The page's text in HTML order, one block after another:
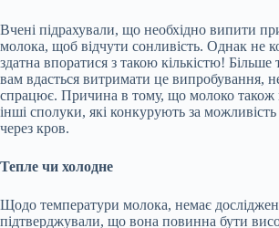
Вчені підрахували, що необхідно випити
молока, щоб відчути сонливість. Однак не
здатна впоратися з такою кількістю! Більше
вам вдасться витримати це випробування,
спрацює. Причина в тому, що молоко також
інші сполуки, які конкурують за
через кров.
Тепле чи холодне
Щодо температури молока, немає
підтверджували, що вона повинна бути